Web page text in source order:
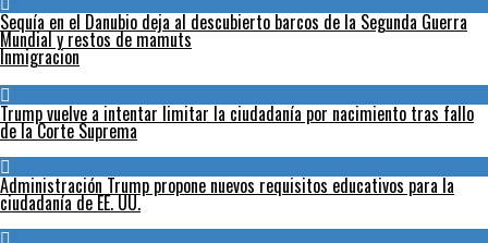
Sequía en el Danubio deja al descubierto barcos de la Segunda Guerra
Mundial y restos de mamuts
Inmigracion
Trump vuelve a intentar limitar la ciudadanía por nacimiento tras fallo
de la Corte Suprema
Administración Trump propone nuevos requisitos educativos para la
ciudadanía de EE. UU.